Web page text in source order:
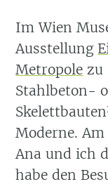
Im Wien
Ausstellung
Metropole zu
Stahlbeton-
Skelettbauten
Moderne.
Ana und ich
habe den